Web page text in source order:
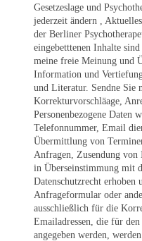
Gesetzeslage und
jederzeit ändern ,
der Berliner
eingebetttenen Inhalte
meine freie Meinung und
Information und
und Literatur. Sendne Sie
Korrekturvorschläage,
Personenbezogene Daten
Telefonnummer, Email
Übermittlung von
Anfragen, Zusendung
in Überseinstimmung mit
Datenschutzrecht erhoben
Anfrageformular oder
ausschließlich für die
Emailadressen, die für
angegeben werden,